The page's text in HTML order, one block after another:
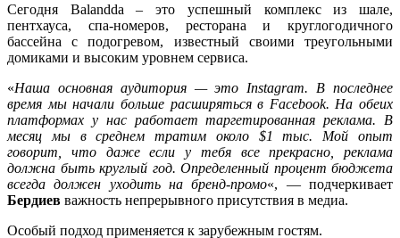
Сегодня Balandda – это успешный комплекс из шале,
пентхауса, спа-номеров, ресторана и круглогодичного
бассейна с подогревом, известный своими треугольными
домиками и высоким уровнем сервиса.
«Наша основная аудитория — это Instagram. В последнее
время мы начали больше расширяться в Facebook. На обеих
платформах у нас работает таргетированная реклама. В
месяц мы в среднем тратим около $1 тыс. Мой опыт
говорит, что даже если у тебя все прекрасно, реклама
должна быть круглый год. Определенный процент бюджета
всегда должен уходить на бренд-промо«, — подчеркивает
Бердиев важность непрерывного присутствия в медиа.
Особый подход применяется к зарубежным гостям.